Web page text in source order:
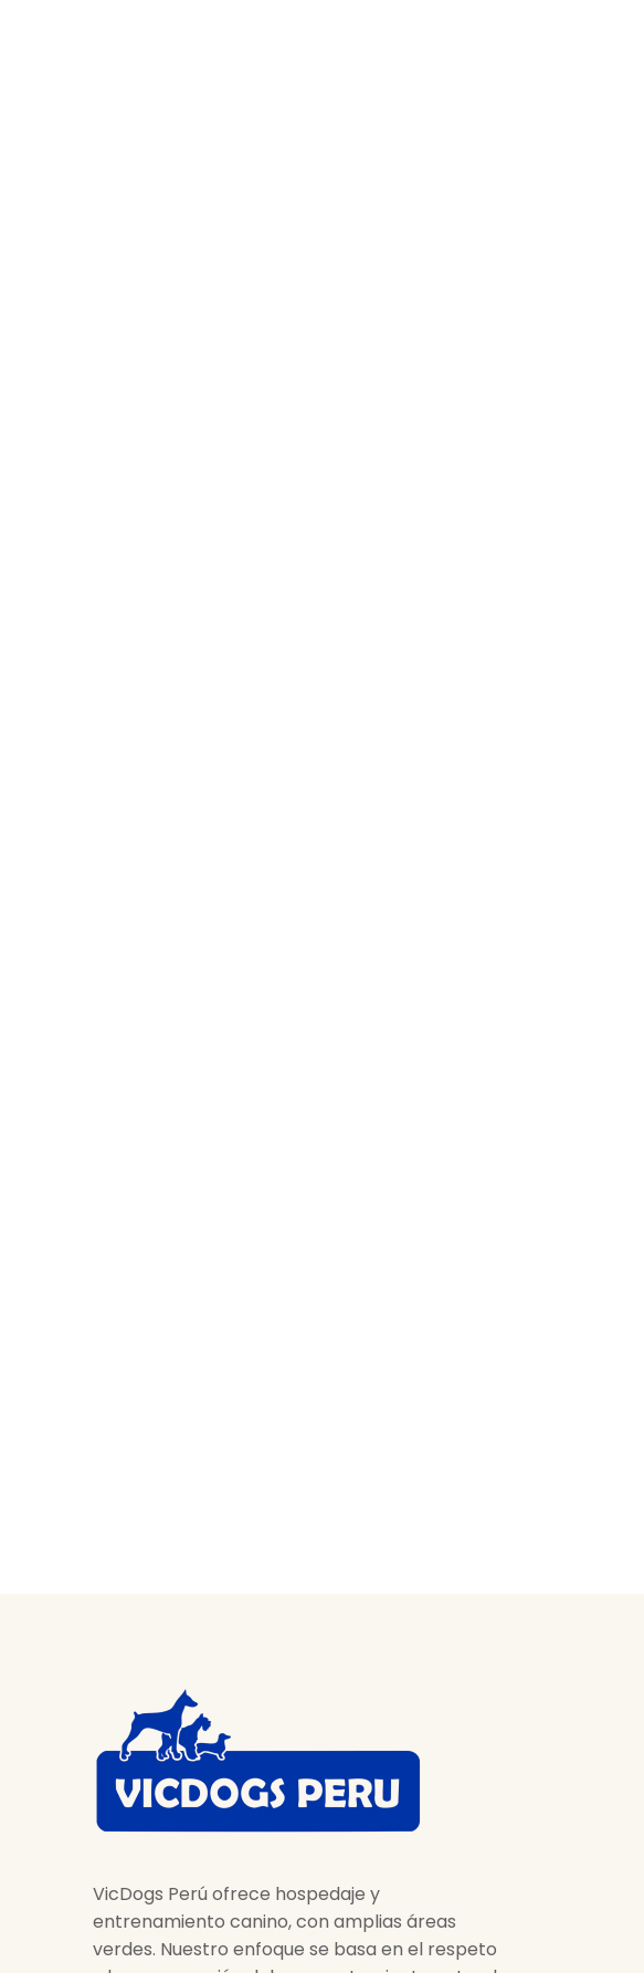
VicDogs Perú ofrece hospedaje y
entrenamiento canino, con amplias áreas
verdes. Nuestro enfoque se basa en el respeto